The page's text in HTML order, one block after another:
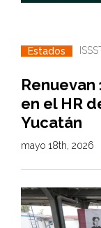
Estados
Renuevan
en el HR
Yucatán
mayo 18th, 2026